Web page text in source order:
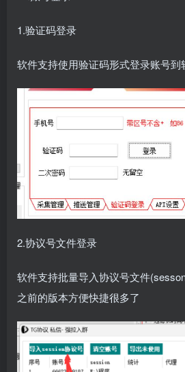
1.验证码登录
软件支持使用验证码形式登录账号到
2.协议号文件登录
软件支持批量导入协议号文件
之前的版本方便快捷很多了